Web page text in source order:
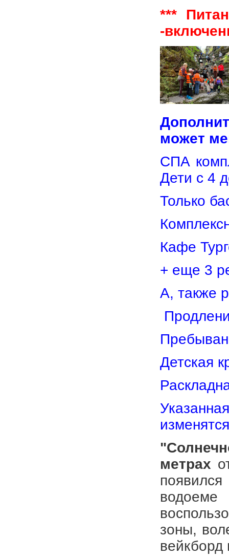
***
-
может
СПА
Дети с 4
Только
Кафе
+ еще 3
А, также
Детская
метрах
зоны,
вейкборд